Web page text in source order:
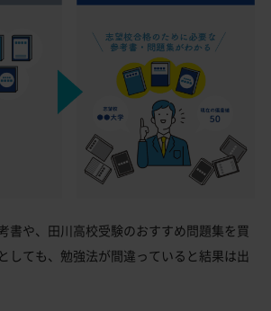
書や、田川高校受験のおすすめ問題集を買
しても、勉強法が間違っていると結果は出